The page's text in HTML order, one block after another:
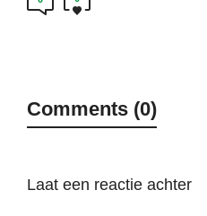
Comments (0)
Laat een reactie achter